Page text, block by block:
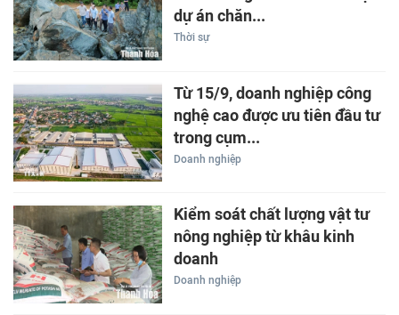
dự án chăn...
Thời sự
Từ 15/9, doanh nghiệp công
nghệ cao được ưu tiên đầu tư
trong cụm...
Doanh nghiệp
Kiểm soát chất lượng vật tư
nông nghiệp từ khâu kinh
doanh
Doanh nghiệp